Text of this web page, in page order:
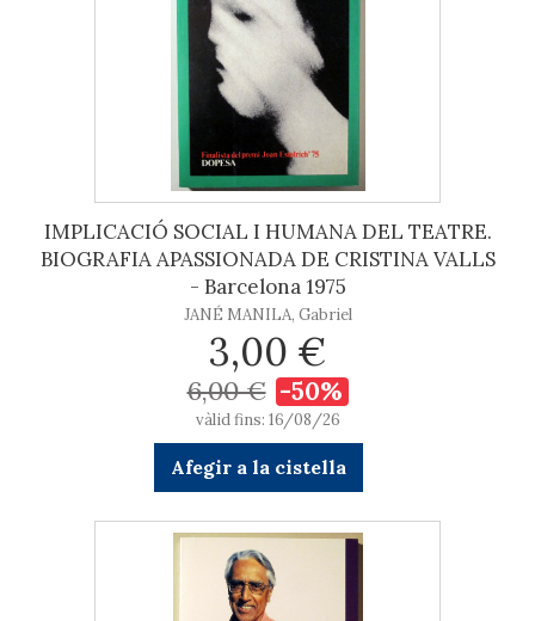
IMPLICACIÓ SOCIAL I HUMANA DEL TEATRE.
BIOGRAFIA APASSIONADA DE CRISTINA VALLS
- Barcelona 1975
JANÉ MANILA, Gabriel
3,00 €
6,00 € -50%
vàlid fins: 16/08/26
Afegir a la cistella